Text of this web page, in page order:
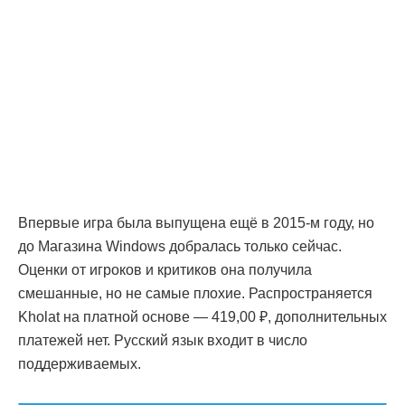
Впервые игра была выпущена ещё в 2015-м году, но
до Магазина Windows добралась только сейчас.
Оценки от игроков и критиков она получила
смешанные, но не самые плохие. Распространяется
Kholat на платной основе — 419,00 ₽, дополнительных
платежей нет. Русский язык входит в число
поддерживаемых.